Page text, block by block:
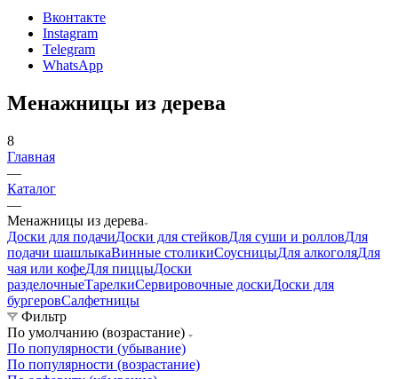
Вконтакте
Instagram
Telegram
WhatsApp
Менажницы из дерева
8
Главная
—
Каталог
—
Менажницы из дерева
Доски для подачиДоски для стейковДля суши и ролловДля
подачи шашлыкаВинные столикиСоусницыДля алкоголяДля
чая или кофеДля пиццыДоски
разделочныеТарелкиСервировочные доскиДоски для
бургеровСалфетницы
Фильтр
По умолчанию (возрастание)
По популярности (убывание)
По популярности (возрастание)